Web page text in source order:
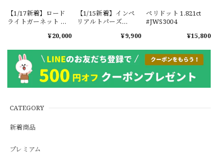
CATEGORY
新着商品
プレミアム
【1/17新着】ロード
ライトガーネット タ
1.601ct【ソーティン
¥20,000
【1/15新着】インペ
リアルトパーズ
¥9,900
ペリドット 1.821ct
#JWS3004
¥15,800